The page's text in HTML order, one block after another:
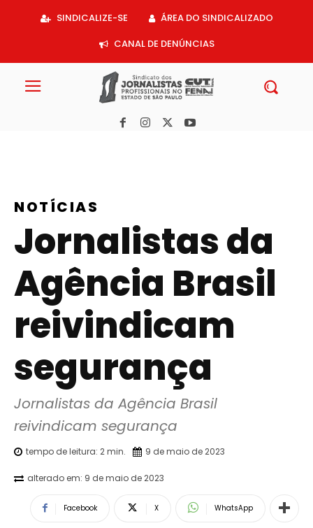
SINDICALIZE-SE
ÁREA DO SINDICALIZADO
CANAL DE DENÚNCIAS
NOTÍCIAS
Jornalistas da
Agência Brasil
reivindicam
segurança
Jornalistas da Agência Brasil
reivindicam segurança
tempo de leitura: 2min. 9 de maio de 2023
alterado em: 9 de maio de 2023
Facebook X WhatsApp